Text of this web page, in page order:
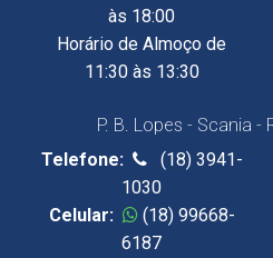
às 18:00
Horário de Almoço de
11:30 às 13:30
P. B. Lopes - Scania -
Telefone:
(18) 3941-
1030
Celular:
(18) 99668-
6187